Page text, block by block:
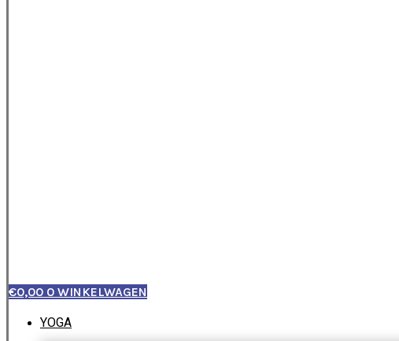
€0,00 0 WINKELWAGEN
YOGA